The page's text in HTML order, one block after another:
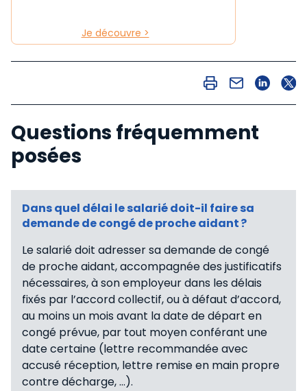
Je découvre >
Questions fréquemment
posées
Dans quel délai le salarié doit-il faire sa
demande de congé de proche aidant ?
Le salarié doit adresser sa demande de congé
de proche aidant, accompagnée des justificatifs
nécessaires, à son employeur dans les délais
fixés par l’accord collectif, ou à défaut d’accord,
au moins un mois avant la date de départ en
congé prévue, par tout moyen conférant une
date certaine (lettre recommandée avec
accusé réception, lettre remise en main propre
contre décharge, …).